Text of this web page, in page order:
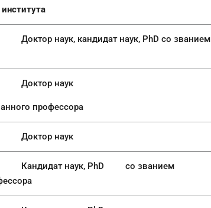
наук, PhD со званием
наук
профессора
наук
PhD со званием